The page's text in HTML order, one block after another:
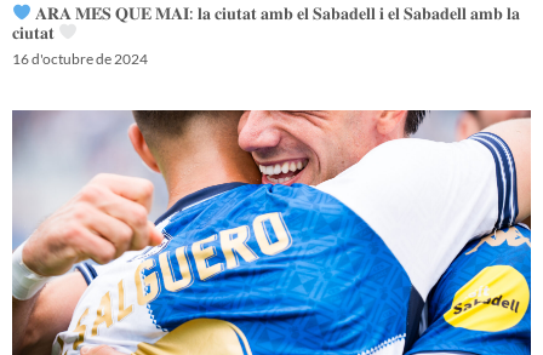
𝐀𝐑𝐀 𝐌𝐄́𝐒 𝐐𝐔𝐄 𝐌𝐀𝐈: 𝐥𝐚 𝐜𝐢𝐮𝐭𝐚𝐭 𝐚𝐦𝐛 𝐞𝐥 𝐒𝐚𝐛𝐚𝐝𝐞𝐥𝐥 𝐢 𝐞𝐥 𝐒𝐚𝐛𝐚𝐝𝐞𝐥𝐥 𝐚𝐦𝐛 𝐥𝐚
𝐜𝐢𝐮𝐭𝐚𝐭
16 d'octubre de 2024